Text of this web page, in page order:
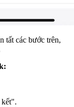
tất các bước trên,